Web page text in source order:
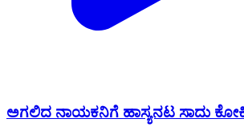
ಅಗಲಿದ ನಾಯಕನಿಗೆ ಹಾಸ್ಯನಟ ಸಾದು